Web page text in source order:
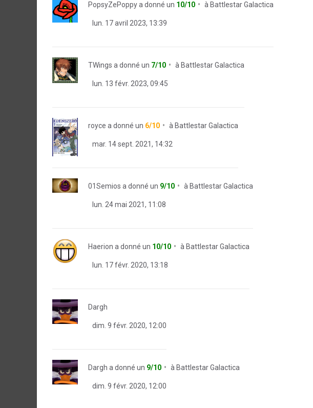
PopsyZePoppya donné un 10/10 à Battlestar Galactica
lun. 17 avril 2023, 13:39
TWings a donné un 7/10 à Battlestar Galactica
lun. 13 févr. 2023, 09:45
royce a donné un 6/10 à Battlestar Galactica
mar. 14 sept. 2021, 14:32
01Semios a donné un 9/10 à Battlestar Galactica
lun. 24 mai 2021, 11:08
Haerion a donné un 10/10 à Battlestar Galactica
lun. 17 févr. 2020, 13:18
Dargh
dim. 9 févr. 2020, 12:00
Dargh a donné un 9/10 à Battlestar Galactica
dim. 9 févr. 2020, 12:00